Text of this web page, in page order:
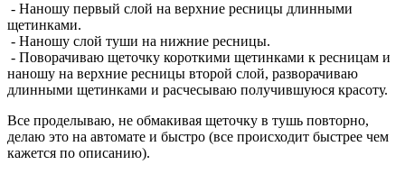
- Наношу первый слой на верхние ресницы длинными
щетинками.
- Наношу слой туши на нижние ресницы.
- Поворачиваю щеточку короткими щетинками к ресницам и
наношу на верхние ресницы второй слой, разворачиваю
длинными щетинками и расчесываю получившуюся красоту.
Все проделываю, не обмакивая щеточку в тушь повторно,
делаю это на автомате и быстро (все происходит быстрее чем
кажется по описанию).